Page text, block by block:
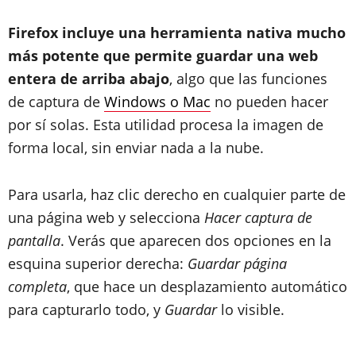
Firefox incluye una herramienta nativa mucho
más potente que permite guardar una web
entera de arriba abajo, algo que las funciones
de captura de Windows o Mac no pueden hacer
por sí solas. Esta utilidad procesa la imagen de
forma local, sin enviar nada a la nube.
Para usarla, haz clic derecho en cualquier parte de
una página web y selecciona Hacer captura de
pantalla. Verás que aparecen dos opciones en la
esquina superior derecha: Guardar página
completa, que hace un desplazamiento automático
para capturarlo todo, y Guardarlo visible.